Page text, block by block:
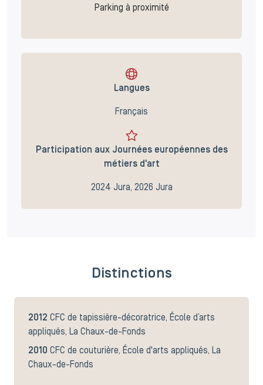
Parking à proximité
Langues
Français
Participation aux Journées européennes des
métiers d'art
2024 Jura, 2026 Jura
Distinctions
2012 CFC de tapissière-décoratrice, École d’arts
appliqués, La Chaux-de-Fonds
2010 CFC de couturière, École d'arts appliqués, La
Chaux-de-Fonds